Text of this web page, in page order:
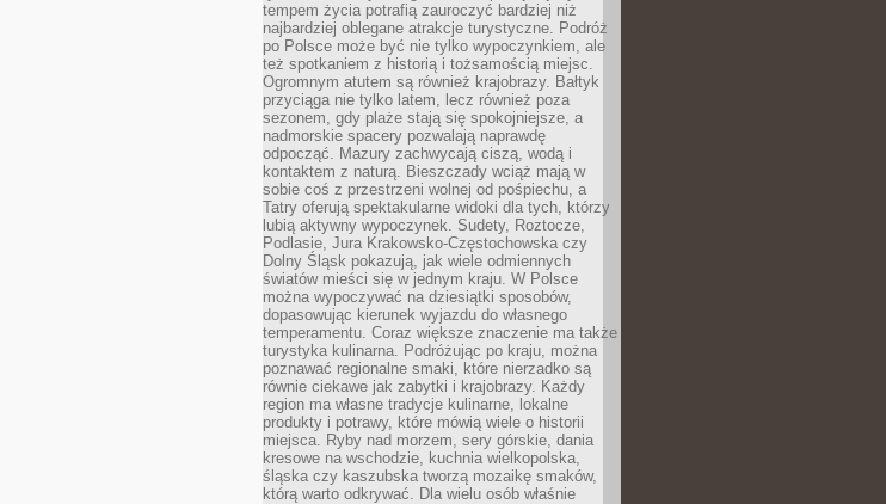
tempem życia potrafią zauroczyć bardziej niż
najbardziej oblegane atrakcje turystyczne. Podróż
po Polsce może być nie tylko wypoczynkiem, ale
też spotkaniem z historią i tożsamością miejsc.
Ogromnym atutem są również krajobrazy. Bałtyk
przyciąga nie tylko latem, lecz również poza
sezonem, gdy plaże stają się spokojniejsze, a
nadmorskie spacery pozwalają naprawdę
odpocząć. Mazury zachwycają ciszą, wodą i
kontaktem z naturą. Bieszczady wciąż mają w
sobie coś z przestrzeni wolnej od pośpiechu, a
Tatry oferują spektakularne widoki dla tych, którzy
lubią aktywny wypoczynek. Sudety, Roztocze,
Podlasie, Jura Krakowsko-Częstochowska czy
Dolny Śląsk pokazują, jak wiele odmiennych
światów mieści się w jednym kraju. W Polsce
można wypoczywać na dziesiątki sposobów,
dopasowując kierunek wyjazdu do własnego
temperamentu. Coraz większe znaczenie ma także
turystyka kulinarna. Podróżując po kraju, można
poznawać regionalne smaki, które nierzadko są
równie ciekawe jak zabytki i krajobrazy. Każdy
region ma własne tradycje kulinarne, lokalne
produkty i potrawy, które mówią wiele o historii
miejsca. Ryby nad morzem, sery górskie, dania
kresowe na wschodzie, kuchnia wielkopolska,
śląska czy kaszubska tworzą mozaikę smaków,
którą warto odkrywać. Dla wielu osób właśnie